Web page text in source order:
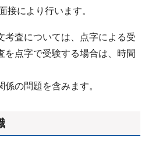
接により行います。
査については、点字による受
を点字で受験する場合は、時間
の問題を含みます。